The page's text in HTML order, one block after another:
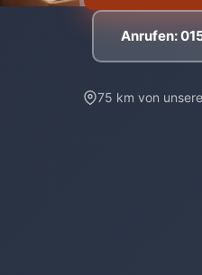
Anrufen:
75 km von